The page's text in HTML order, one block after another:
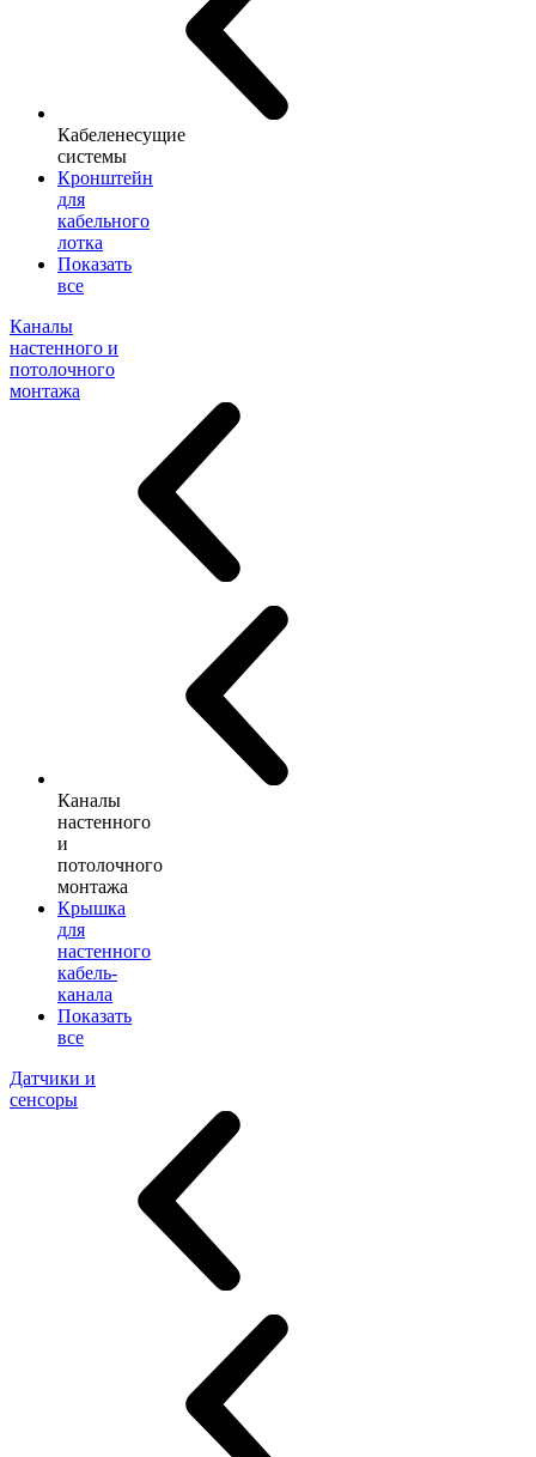
Кабеленесущие
системы
Кронштейн
для
кабельного
лотка
Показать
все
Каналы
настенного и
потолочного
монтажа
Каналы
настенного
и
потолочного
монтажа
Крышка
для
настенного
кабель-
канала
Показать
все
Датчики и
сенсоры